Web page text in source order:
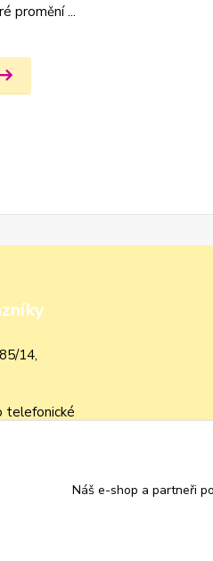
promění ...
14,
telefonické
Náš e-shop a partneři